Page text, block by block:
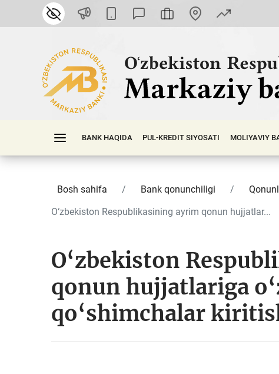
BANK HAQIDA PUL-KREDIT SIYOSATI MOLIYAVIY
Bosh sahifa Bank qonunchiligi
O‘zbekiston Respublikasining ayrim qonun hujjatlar...
O‘zbekiston
qonun hujjatlariga
qo‘shimchalar